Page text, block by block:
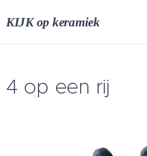
KIJK op keramiek
4 op een rij